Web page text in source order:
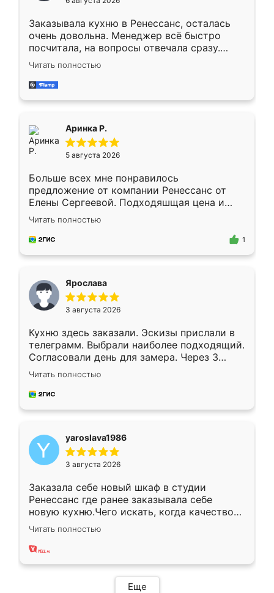
мебели буду заказывать только здесь.
Заказывала кухню в Ренессанс, осталась
очень довольна. Менеджер всё быстро
посчитала, на вопросы отвечала сразу.
Замерщик приехал в субботу, подошёл к
делу со всей ответственностью. Собрали
за день, ребята работали аккуратно, даже
Читать полностью
Аринка Р.
5 августа 2026
Больше всех мне понравилось
предложение от компании Ренессанс от
Елены Сергеевой. Подходяшщая цена и
короткие сроки изготовления. Приехавший
для замера сотрудник Владислав
предложил по моему эскизу самый
Читать полностью
1
Ярослава
3 августа 2026
Кухню здесь заказали. Эскизы прислали в
телеграмм. Выбрали наиболее подходящий.
Согласовали день для замера. Через 3
недели кухня была уже готова. Остались
довольны работой. Спасибо Ренессанс
мебель за качественную работу!
Читать полностью
yaroslava1986
3 августа 2026
Заказала себе новый шкаф в студии
Ренессанс где ранее заказывала себе
новую кухню.Чего искать, когда качеством
вполне довольна. Служит кухня уже почти
два года, нареканий нет.
Читать полностью
Еще